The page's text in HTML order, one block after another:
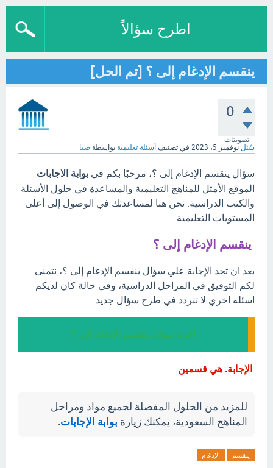
اطرح سؤالاً
ينقسم الإدغام إلى ؟ [تم الحل]
0
تصويتات
سُئل نوفمبر 5، 2023 في تصنيف أسئلة تعليمية بواسطة صبا
سؤال ينقسم الإدغام إلى ؟، مرحبًا بكم في بوابة الاجابات -
الموقع الأمثل للمناهج التعليمية والمساعدة في حلول الأسئلة
والكتب الدراسية. نحن هنا لمساعدتك في الوصول إلى أعلى
المستويات التعليمية.
ينقسم الإدغام إلى ؟
بعد ان تجد الإجابة علي سؤال ينقسم الإدغام إلى ؟، نتمنى
لكم التوفيق في المراحل الدراسية، وفي حالة كان لديكم
اسئلة اخري لا تتردد في طرح سؤال جديد.
إجابة سؤال ينقسم الإدغام إلى ؟
الإجابة. هي قسمين
للمزيد من الحلول المفصلة لجميع مواد ومراحل
المناهج السعودية، يمكنك زيارة بوابة الإجابات.
ينقسم الإدغام